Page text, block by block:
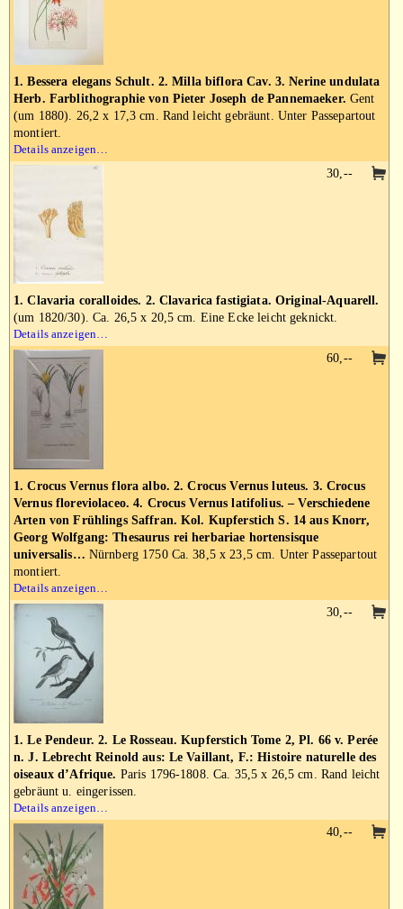
1. Bessera elegans Schult. 2. Milla biflora Cav. 3. Nerine undulata
Herb. Farblithographie von Pieter Joseph de Pannemaeker. Gent
(um 1880). 26,2 x 17,3 cm. Rand leicht gebräunt. Unter Passepartout
montiert.
Details anzeigen…
1. Clavaria coralloides. 2. Clavarica fastigiata. Original-Aquarell.
(um 1820/30). Ca. 26,5 x 20,5 cm. Eine Ecke leicht geknickt.
Details anzeigen…
30,--
1. Crocus Vernus flora albo. 2. Crocus Vernus luteus. 3. Crocus
Vernus floreviolaceo. 4. Crocus Vernus latifolius. – Verschiedene
Arten von Frühlings Saffran. Kol. Kupferstich S. 14 aus Knorr,
Georg Wolfgang: Thesaurus rei herbariae hortensisque
universalis… Nürnberg 1750 Ca. 38,5 x 23,5 cm. Unter Passepartout
montiert.
Details anzeigen…
60,--
1. Le Pendeur. 2. Le Rosseau. Kupferstich Tome 2, Pl. 66 v. Perée
n. J. Lebrecht Reinold aus: Le Vaillant, F.: Histoire naturelle des
oiseaux d’Afrique. Paris 1796-1808. Ca. 35,5 x 26,5 cm. Rand leicht
gebräunt u. eingerissen.
Details anzeigen…
30,--
40,--